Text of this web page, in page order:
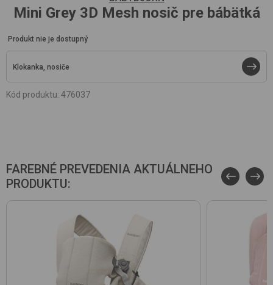
Mini Grey 3D Mesh nosič pre bábätká
Produkt nie je dostupný
Klokanka, nosiče
Kód produktu: 476037
FAREBNÉ PREVEDENIA AKTUÁLNEHO
PRODUKTU: